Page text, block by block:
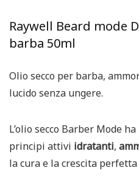
Raywell Beard mode
barba 50ml
Olio secco per barba,
lucido senza ungere.
L’olio secco Barber Mode
principi attivi idratanti,
la cura e la crescita